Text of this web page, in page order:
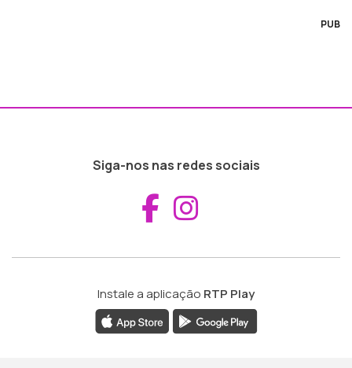
PUB
Siga-nos nas redes sociais
Aceder ao
Instale a aplicação RTP Play